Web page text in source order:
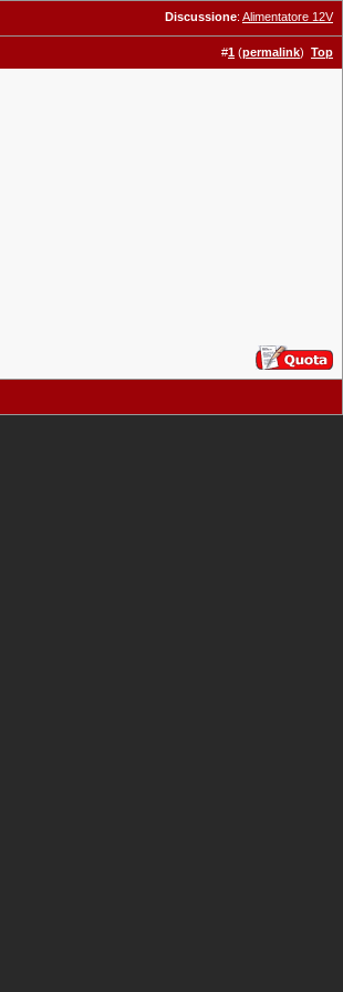
Discussione: Alimentatore 12V
#1 (permalink) Top